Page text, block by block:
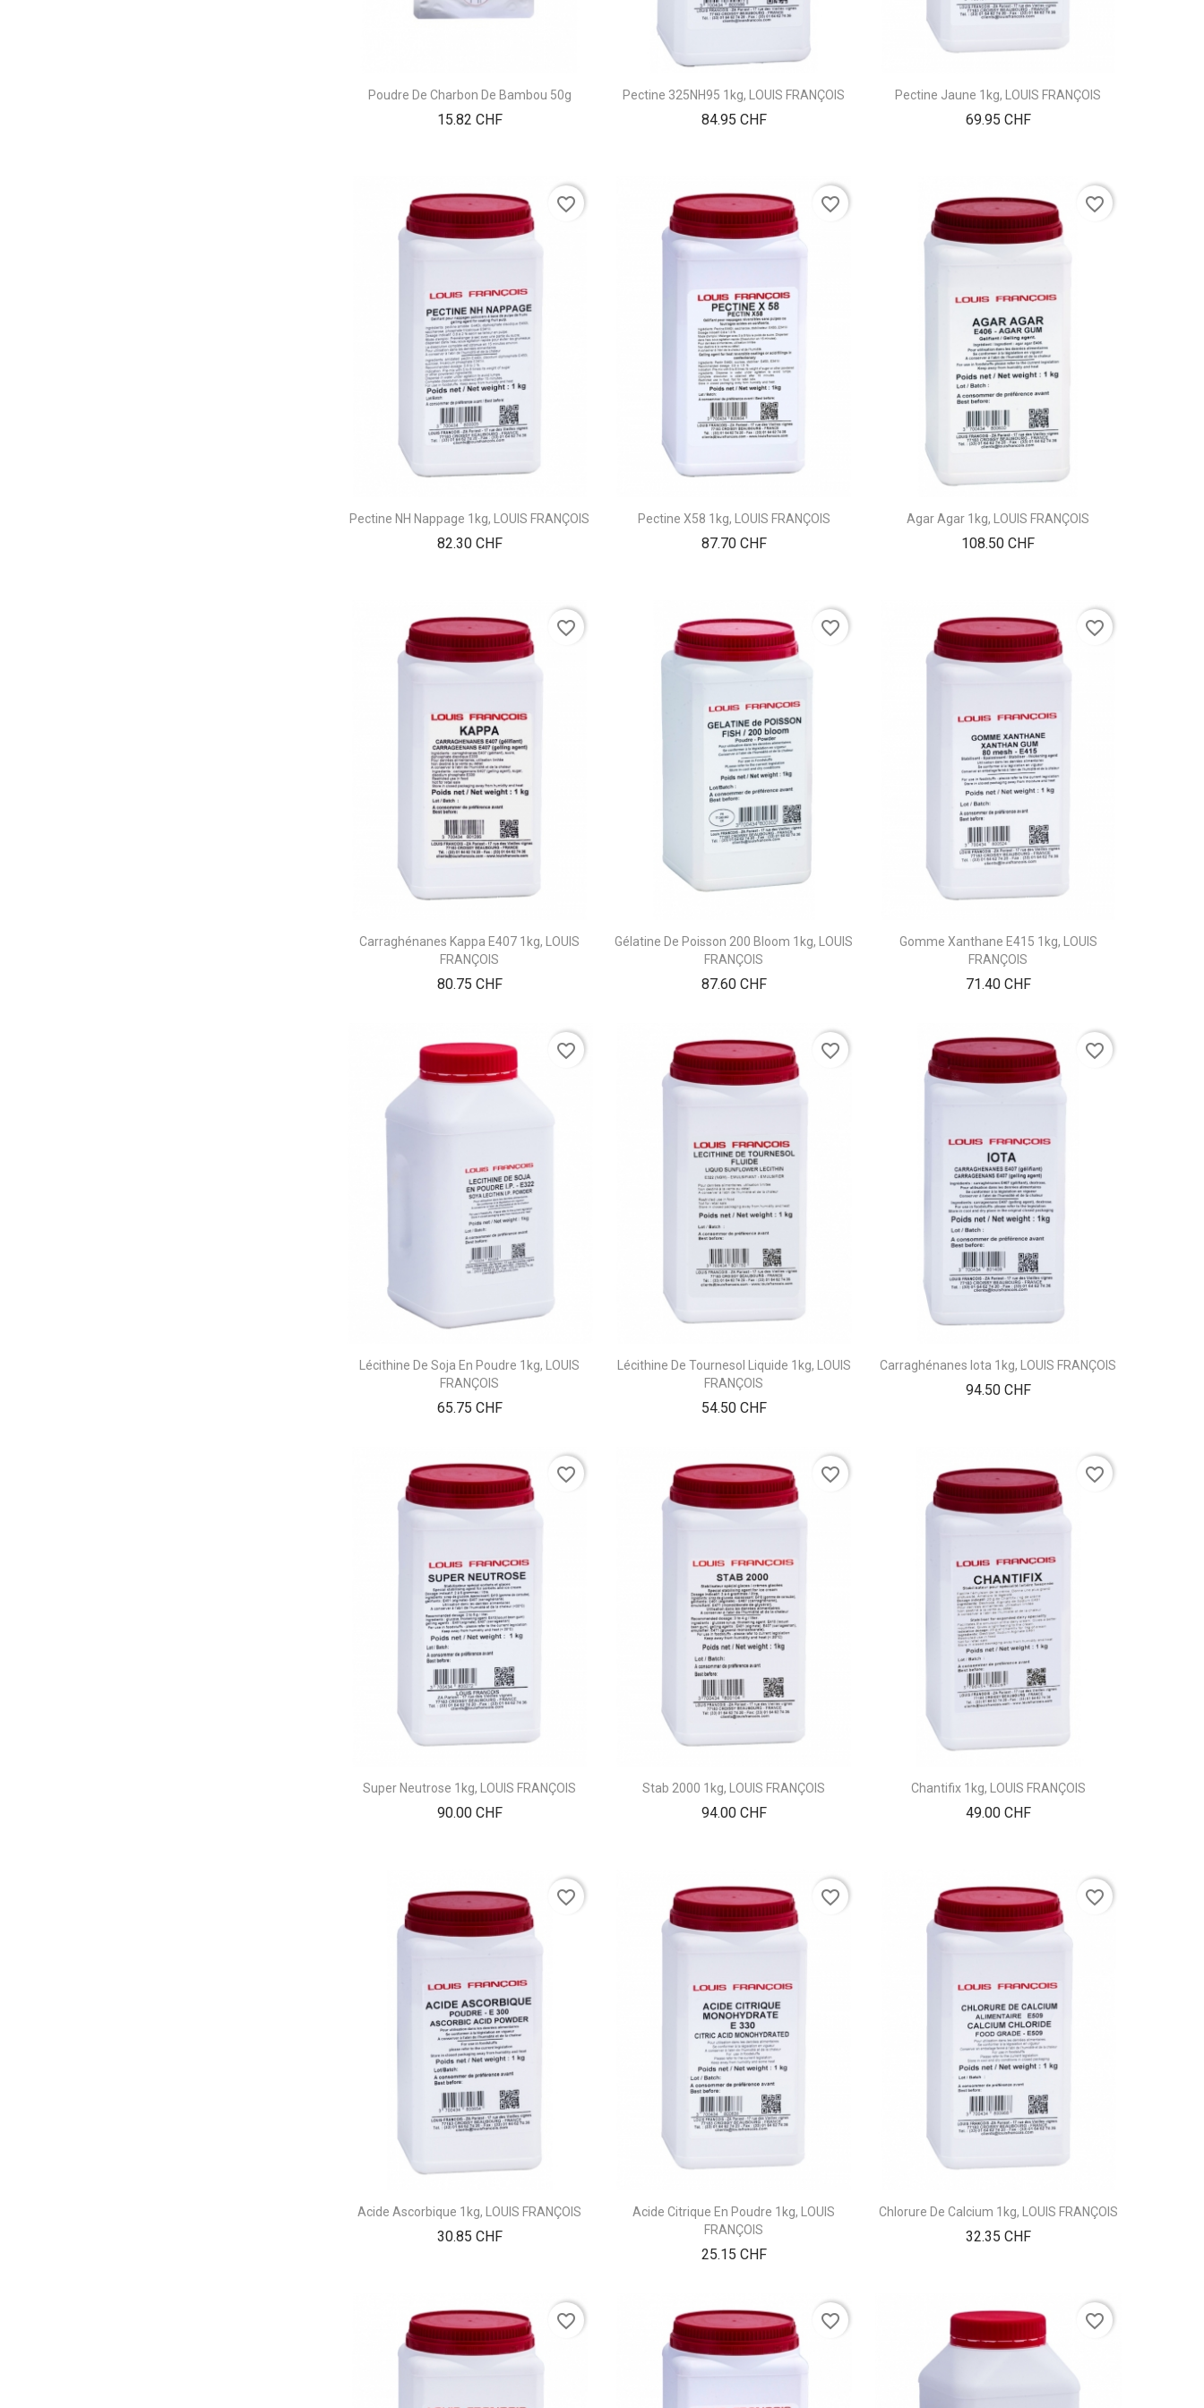
Poudre De Charbon De Bambou 50g
15.82 CHFPrix
Pectine 325NH95 1kg, LOUIS FRANÇOIS
84.95 CHFPrix
Pectine Jaune 1kg, LOUIS FRANÇOIS
69.95 CHFPrix
Pectine NH Nappage 1kg, LOUIS FRANÇOIS
82.30 CHFPrix
favorite_border
Pectine X58 1kg, LOUIS FRANÇOIS
87.70 CHFPrix
favorite_border
Agar Agar 1kg, LOUIS FRANÇOIS
108.50 CHFPrix
favorite_border
Carraghénanes Kappa E407 1kg, LOUIS
FRANÇOIS
80.75 CHFPrix
favorite_border
Gélatine De Poisson 200 Bloom 1kg, LOUIS
FRANÇOIS
87.60 CHFPrix
favorite_border
Gomme Xanthane E415 1kg, LOUIS
FRANÇOIS
71.40 CHFPrix
favorite_border
Lécithine De Soja En Poudre 1kg, LOUIS
FRANÇOIS
65.75 CHFPrix
favorite_border
Lécithine De Tournesol Liquide 1kg, LOUIS
FRANÇOIS
54.50 CHFPrix
favorite_border
Carraghénanes Iota 1kg, LOUIS FRANÇOIS
94.50 CHFPrix
favorite_border
Super Neutrose 1kg, LOUIS FRANÇOIS
90.00 CHFPrix
favorite_border
Stab 2000 1kg, LOUIS FRANÇOIS
94.00 CHFPrix
favorite_border
Chantifix 1kg, LOUIS FRANÇOIS
49.00 CHFPrix
favorite_border
Acide Ascorbique 1kg, LOUIS FRANÇOIS
30.85 CHFPrix
favorite_border
Acide Citrique En Poudre 1kg, LOUIS
FRANÇOIS
25.15 CHFPrix
favorite_border
Chlorure De Calcium 1kg, LOUIS FRANÇOIS
32.35 CHFPrix
favorite_border
favorite_border favorite_border favorite_border